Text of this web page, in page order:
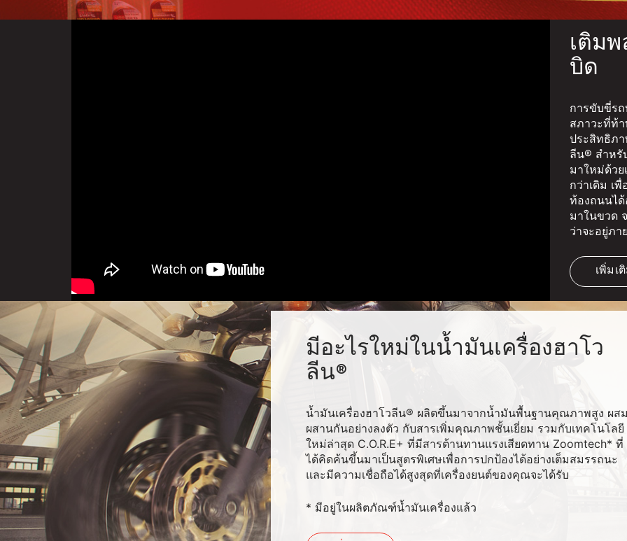
เติม
บิด
การขับขี่ร
สภาวะที่ท้
ประสิทธิภา
ลีน® สำหรั
มาใหม่ด้วย
กว่าเดิม เ
ท้องถนนไ
มาในขวด
ว่าจะอยู่ภา
เพิ่มเ
มีอะไรใหม่ในน้ำมันเครื่องฮาโว
ลีน®
น้ำมันเครื่องฮาโวลีน® ผลิตขึ้นมาจากน้ำมันพื้นฐานคุณภาพสูง ผส
ผสานกันอย่างลงตัว กับสารเพิ่มคุณภาพชั้นเยี่ยม รวมกับเทคโนโลยี
ใหม่ล่าสุด C.O.R.E+ ที่มีสารต้านทานแรงเสียดทาน Zoomtech* ที่
ได้คิดค้นขึ้นมาเป็นสูตรพิเศษเพื่อการปกป้องได้อย่างเต็มสมรรถนะ
และมีความเชื่อถือได้สูงสุดที่เครื่องยนต์ของคุณจะได้รับ
* มีอยู่ในผลิตภัณฑ์น้ำมันเครื่องแล้ว